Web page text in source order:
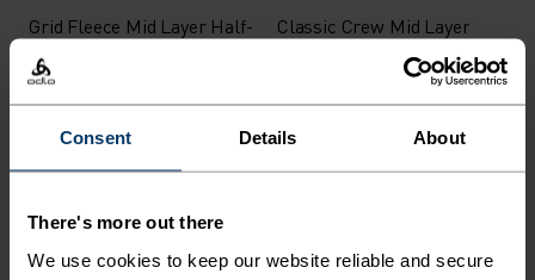
Consent Details About
There's more out there
We use cookies to keep our website reliable and secure
Grid Fleece Mid Layer Half-
Zip
1 199,00 kr
Classic Crew Mid Layer
Sommersalg
%
Ascent Hettegenser Full-
Zip
Essential Warm Mid Layer
Full-Zip